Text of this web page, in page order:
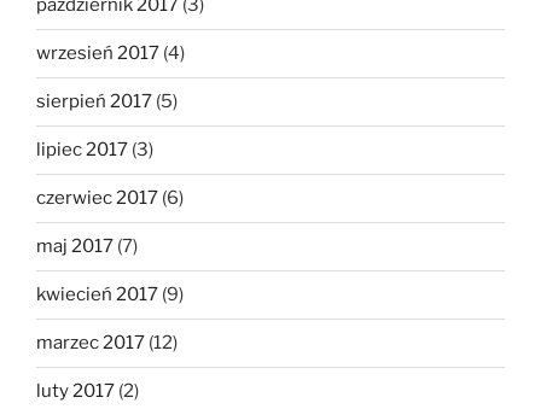
październik 2017 (3)
wrzesień 2017 (4)
sierpień 2017 (5)
lipiec 2017 (3)
czerwiec 2017 (6)
maj 2017 (7)
kwiecień 2017 (9)
marzec 2017 (12)
luty 2017 (2)